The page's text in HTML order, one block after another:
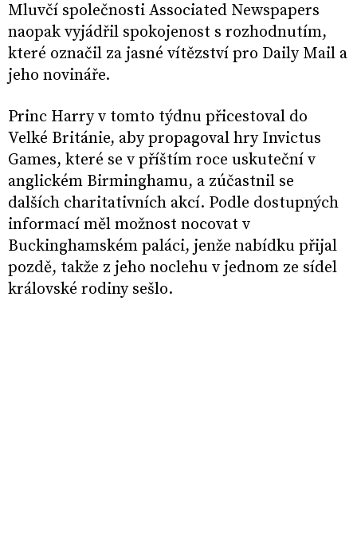
Mluvčí společnosti Associated Newspapers
naopak vyjádřil spokojenost s rozhodnutím,
které označil za jasné vítězství pro Daily Mail a
jeho novináře.
Princ Harry v tomto týdnu přicestoval do
Velké Británie, aby propagoval hry Invictus
Games, které se v příštím roce uskuteční v
anglickém Birminghamu, a zúčastnil se
dalších charitativních akcí. Podle dostupných
informací měl možnost nocovat v
Buckinghamském paláci, jenže nabídku přijal
pozdě, takže z jeho noclehu v jednom ze sídel
královské rodiny sešlo.